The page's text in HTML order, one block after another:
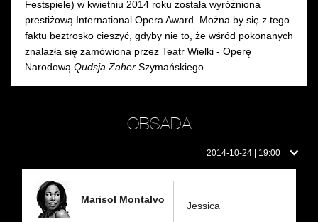
Festspiele) w kwietniu 2014 roku została wyróżniona
prestiżową International Opera Award. Można by się z tego
faktu beztrosko cieszyć, gdyby nie to, że wśród pokonanych
znalazła się zamówiona przez Teatr Wielki - Operę
Narodową Qudsja Zaher Szymańskiego.
OBSADA
dniu:
2014-10-24 | 19:00
Marisol Montalvo
Jessica